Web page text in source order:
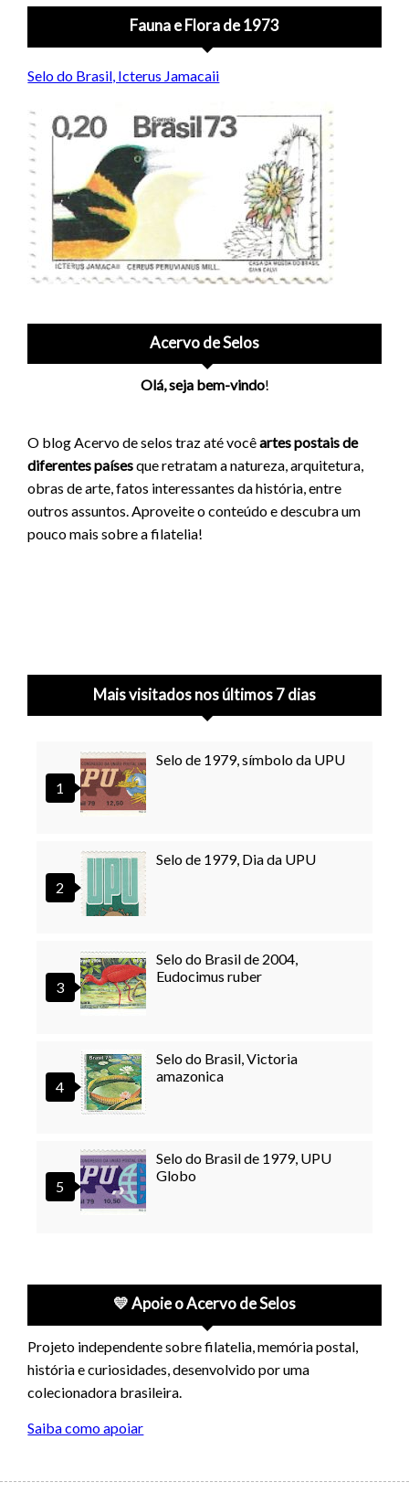
Fauna e Flora de 1973
Selo do Brasil, Icterus Jamacaii
Acervo de Selos
Olá, seja bem-vindo!
O blog Acervo de selos traz até vocêartes postais de
diferentes paísesque retratam a natureza, arquitetura,
obras de arte, fatos interessantes da história, entre
outros assuntos. Aproveite o conteúdo e descubra um
pouco mais sobre a filatelia!
Mais visitados nos últimos 7 dias
Selo de 1979, símbolo da UPU
Selo de 1979, Dia da UPU
Selo do Brasil de 2004,
Eudocimus ruber
Selo do Brasil, Victoria
amazonica
Selo do Brasil de 1979, UPU
Globo
💛 Apoie o Acervo de Selos
Projeto independente sobre filatelia, memória postal,
história e curiosidades, desenvolvido por uma
colecionadora brasileira.
Saiba como apoiar